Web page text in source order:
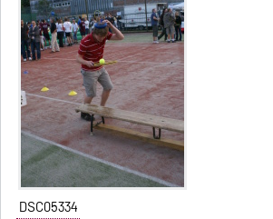
DSC05334